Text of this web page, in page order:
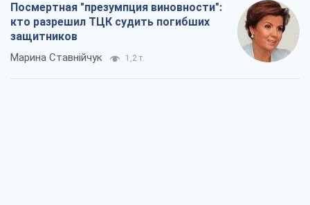
Посмертная "презумпция виновности":
кто разрешил ТЦК судить погибших
защитников
Марина Ставнійчук 1,2 т.